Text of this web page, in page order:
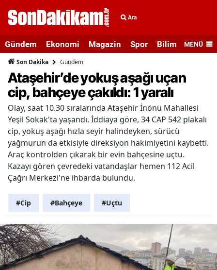
Ara
Gündem Ekonomi Magazin Spor Bilim veMENÜ
Son Dakika Gündem
Ataşehir’de yokuş aşağı uçan
cip, bahçeye çakıldı: 1 yaralı
Olay, saat 10.30 sıralarında Ataşehir İnönü Mahallesi
Yeşil Sokak'ta yaşandı. İddiaya göre, 34 CAP 542 plakalı
cip, yokuş aşağı hızla seyir halindeyken, sürücü
yağmurun da etkisiyle direksiyon hakimiyetini kaybetti.
Araç kontrolden çıkarak bir evin bahçesine uçtu.
Kazayı gören çevredeki vatandaşlar hemen 112 Acil
Çağrı Merkezi'ne ihbarda bulundu.
#Cip #Bahçeye #Uçtu